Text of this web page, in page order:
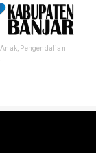
Pengendalian